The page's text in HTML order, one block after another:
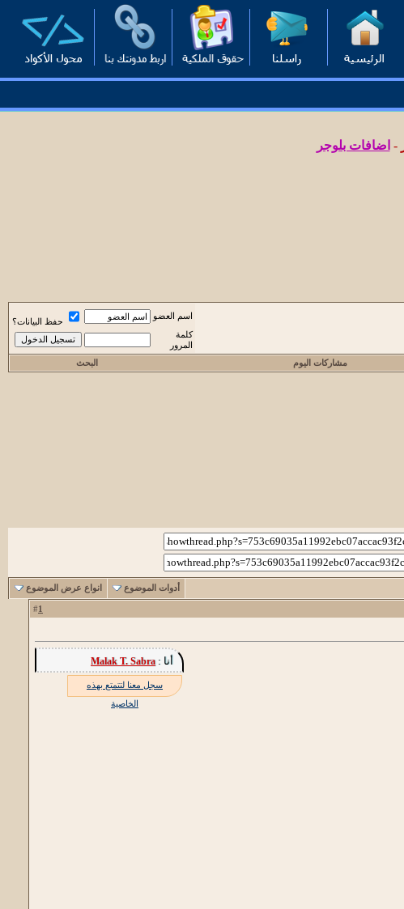
- اضافات بلوجر
اسم العضو
حفظ البيانات؟
كلمة
المرور
مشاركات اليوم البحث
أدوات الموضوع انواع عرض الموضوع
1
أنا :Malak T. Sabra
سجل معنا لتتمتع بهذه
الخاصية